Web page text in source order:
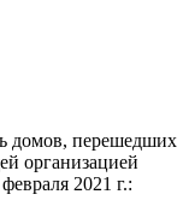
домов, перешедших
организацией
2021 г.: